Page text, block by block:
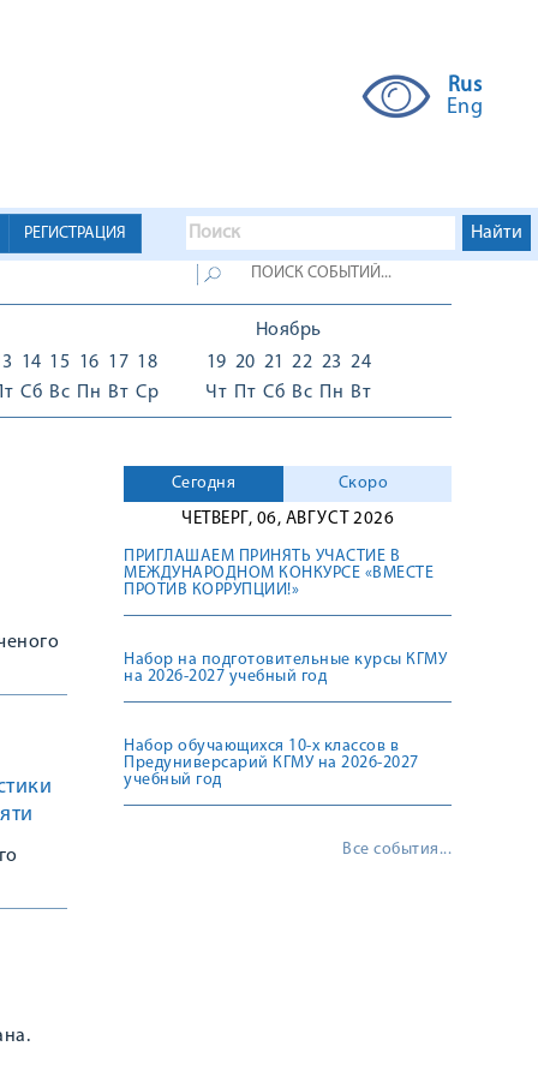
Rus
Eng
РЕГИСТРАЦИЯ
14
Сб
15
Вс
16
Пн
17
Вт
18
Ср
Ноябрь
19
Чт
20
Пт
21
Сб
22
Вс
23
Пн
24
Вт
Сегодня
Скоро
ЧЕТВЕРГ, 06, АВГУСТ 2026
ПРИГЛАШАЕМ ПРИНЯТЬ УЧАСТИЕ В
МЕЖДУНАРОДНОМ КОНКУРСЕ «ВМЕСТЕ
ПРОТИВ КОРРУПЦИИ!»
Набор на подготовительные курсы КГМУ
на 2026-2027 учебный год
Набор обучающихся 10-х классов в
Предуниверсарий КГМУ на 2026-2027
учебный год
Все события...